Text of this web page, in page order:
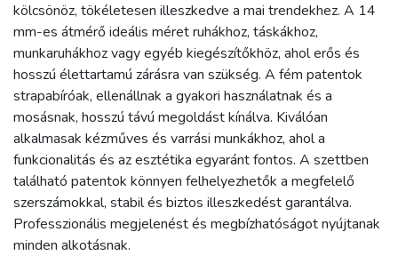
kölcsönöz, tökéletesen illeszkedve a mai trendekhez. A 14
mm-es átmérő ideális méret ruhákhoz, táskákhoz,
munkaruhákhoz vagy egyéb kiegészítőkhöz, ahol erős és
hosszú élettartamú zárásra van szükség. A fém patentok
strapabíróak, ellenállnak a gyakori használatnak és a
mosásnak, hosszú távú megoldást kínálva. Kiválóan
alkalmasak kézműves és varrási munkákhoz, ahol a
funkcionalitás és az esztétika egyaránt fontos. A szettben
található patentok könnyen felhelyezhetők a megfelelő
szerszámokkal, stabil és biztos illeszkedést garantálva.
Professzionális megjelenést és megbízhatóságot nyújtanak
minden alkotásnak.